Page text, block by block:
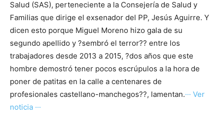
Salud (SAS), perteneciente a la Consejería de Salud y
Familias que dirige el exsenador del PP, Jesús Aguirre. Y
dicen esto porque Miguel Moreno hizo gala de su
segundo apellido y ?sembró el terror?? entre los
trabajadores desde 2013 a 2015, ?dos años que este
hombre demostró tener pocos escrúpulos a la hora de
poner de patitas en la calle a centenares de
profesionales castellano-manchegos??, lamentan.··· Ver
noticia ···